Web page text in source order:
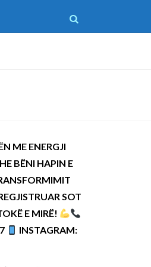
ME ENERGJI
BËNI HAPIN E
SOT
E MIRË!
INSTAGRAM: